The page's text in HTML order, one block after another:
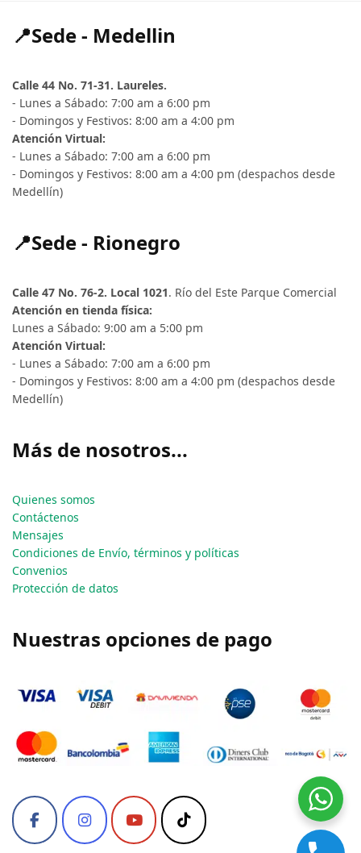
📍Sede - Medellin
Calle 44 No. 71-31. Laureles.
- Lunes a Sábado: 7:00 am a 6:00 pm
- Domingos y Festivos: 8:00 am a 4:00 pm
Atención Virtual:
- Lunes a Sábado: 7:00 am a 6:00 pm
- Domingos y Festivos: 8:00 am a 4:00 pm (despachos desde
Medellín)
📍Sede - Rionegro
Calle 47 No. 76-2. Local 1021. Río del Este Parque Comercial
Atención en tienda física:
Lunes a Sábado: 9:00 am a 5:00 pm
Atención Virtual:
- Lunes a Sábado: 7:00 am a 6:00 pm
- Domingos y Festivos: 8:00 am a 4:00 pm (despachos desde
Medellín)
Más de nosotros...
Quienes somos
Contáctenos
Mensajes
Condiciones de Envío, términos y políticas
Convenios
Protección de datos
Nuestras opciones de pago